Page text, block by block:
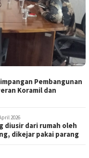
Pembangunan
Koramil dan
2026
diusir dari rumah oleh
dikejar pakai parang